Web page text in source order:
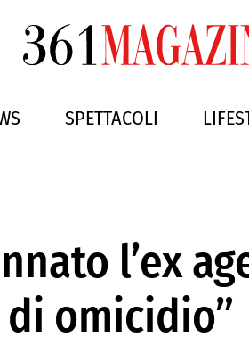
SPETTACOLI
l’ex
omicidio”